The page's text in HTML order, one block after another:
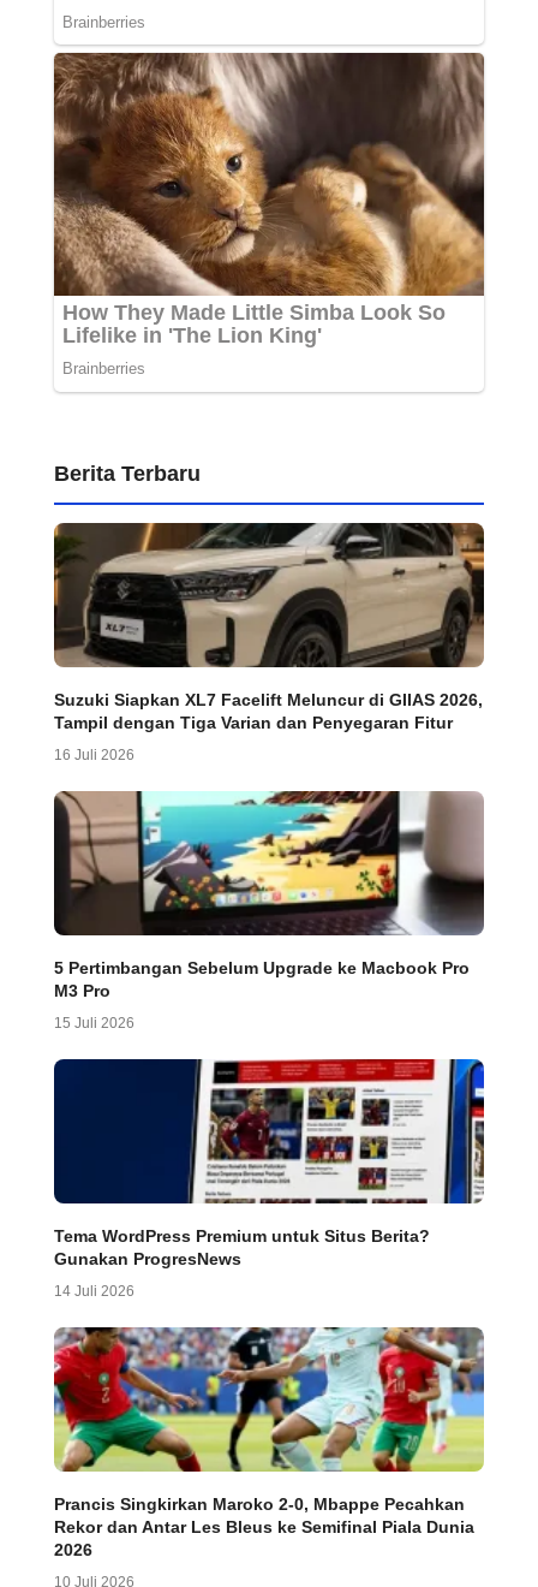
Berita Terbaru
Suzuki Siapkan XL7 Facelift Meluncur di GIIAS 2026,
Tampil dengan Tiga Varian dan Penyegaran Fitur
16 Juli 2026
5 Pertimbangan Sebelum Upgrade ke Macbook Pro
M3 Pro
15 Juli 2026
Tema WordPress Premium untuk Situs Berita?
Gunakan ProgresNews
14 Juli 2026
Prancis Singkirkan Maroko 2-0, Mbappe Pecahkan
Rekor dan Antar Les Bleus ke Semifinal Piala Dunia
2026
10 Juli 2026